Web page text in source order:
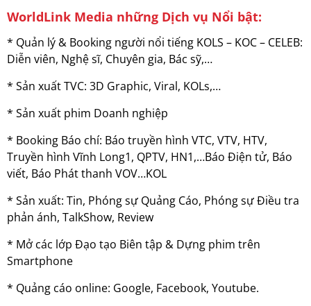
WorldLink Media những Dịch vụ Nổi bật:
* Quản lý & Booking người nổi tiếng KOLS – KOC – CELEB:
Diễn viên, Nghệ sĩ, Chuyên gia, Bác sỹ,…
* Sản xuất TVC: 3D Graphic, Viral, KOLs,…
* Sản xuất phim Doanh nghiệp
* Booking Báo chí: Báo truyền hình VTC, VTV, HTV,
Truyền hình Vĩnh Long1, QPTV, HN1,…Báo Điện tử, Báo
viết, Báo Phát thanh VOV…KOL
* Sản xuất: Tin, Phóng sự Quảng Cáo, Phóng sự Điều tra
phản ánh, TalkShow, Review
* Mở các lớp Đạo tạo Biên tập & Dựng phim trên
Smartphone
* Quảng cáo online: Google, Facebook, Youtube.